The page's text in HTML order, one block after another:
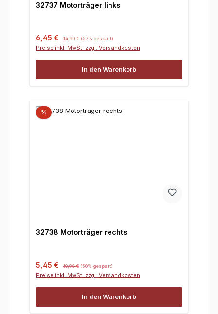
32737 Motorträger links
Verkaufspreis:
6,45 € 14,90 € (57% gespart)
Preise inkl. MwSt. zzgl. Versandkosten
In den Warenkorb
%
32738 Motorträger rechts
Verkaufspreis:
5,45 € 10,90 € (50% gespart)
Preise inkl. MwSt. zzgl. Versandkosten
In den Warenkorb